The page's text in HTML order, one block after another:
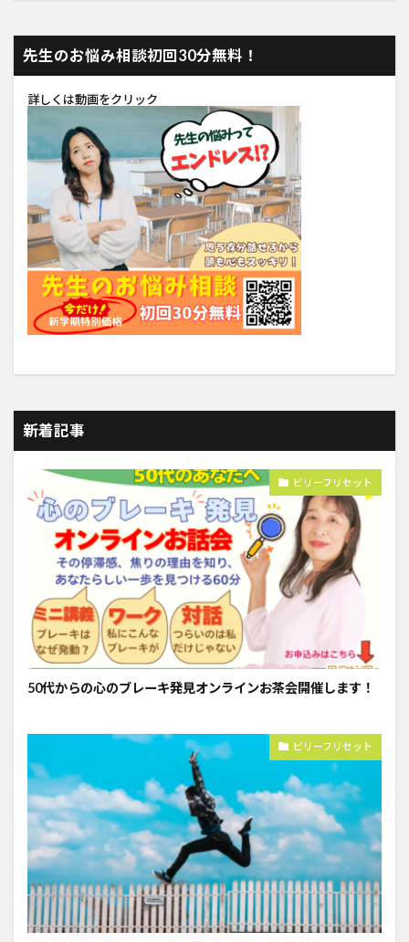
先生のお悩み相談初回30分無料！
詳しくは動画をクリック
新着記事
ビリーフリセット
50代からの心のブレーキ発見オンラインお茶会開催します！
ビリーフリセット